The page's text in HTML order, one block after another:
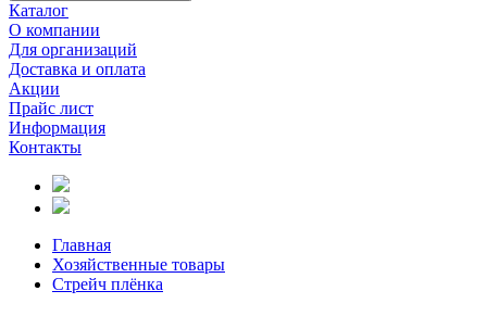
Каталог
О компании
Для организаций
Доставка и оплата
Акции
Прайс лист
Информация
Контакты
Главная
Хозяйственные товары
Стрейч плёнка